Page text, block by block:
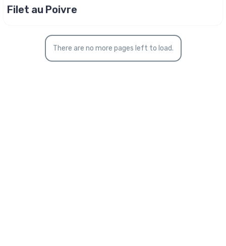
Filet au Poivre
There are no more pages left to load.